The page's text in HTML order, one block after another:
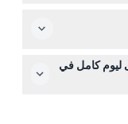
الفندق
سعر التذكرة.
ليوم كامل في